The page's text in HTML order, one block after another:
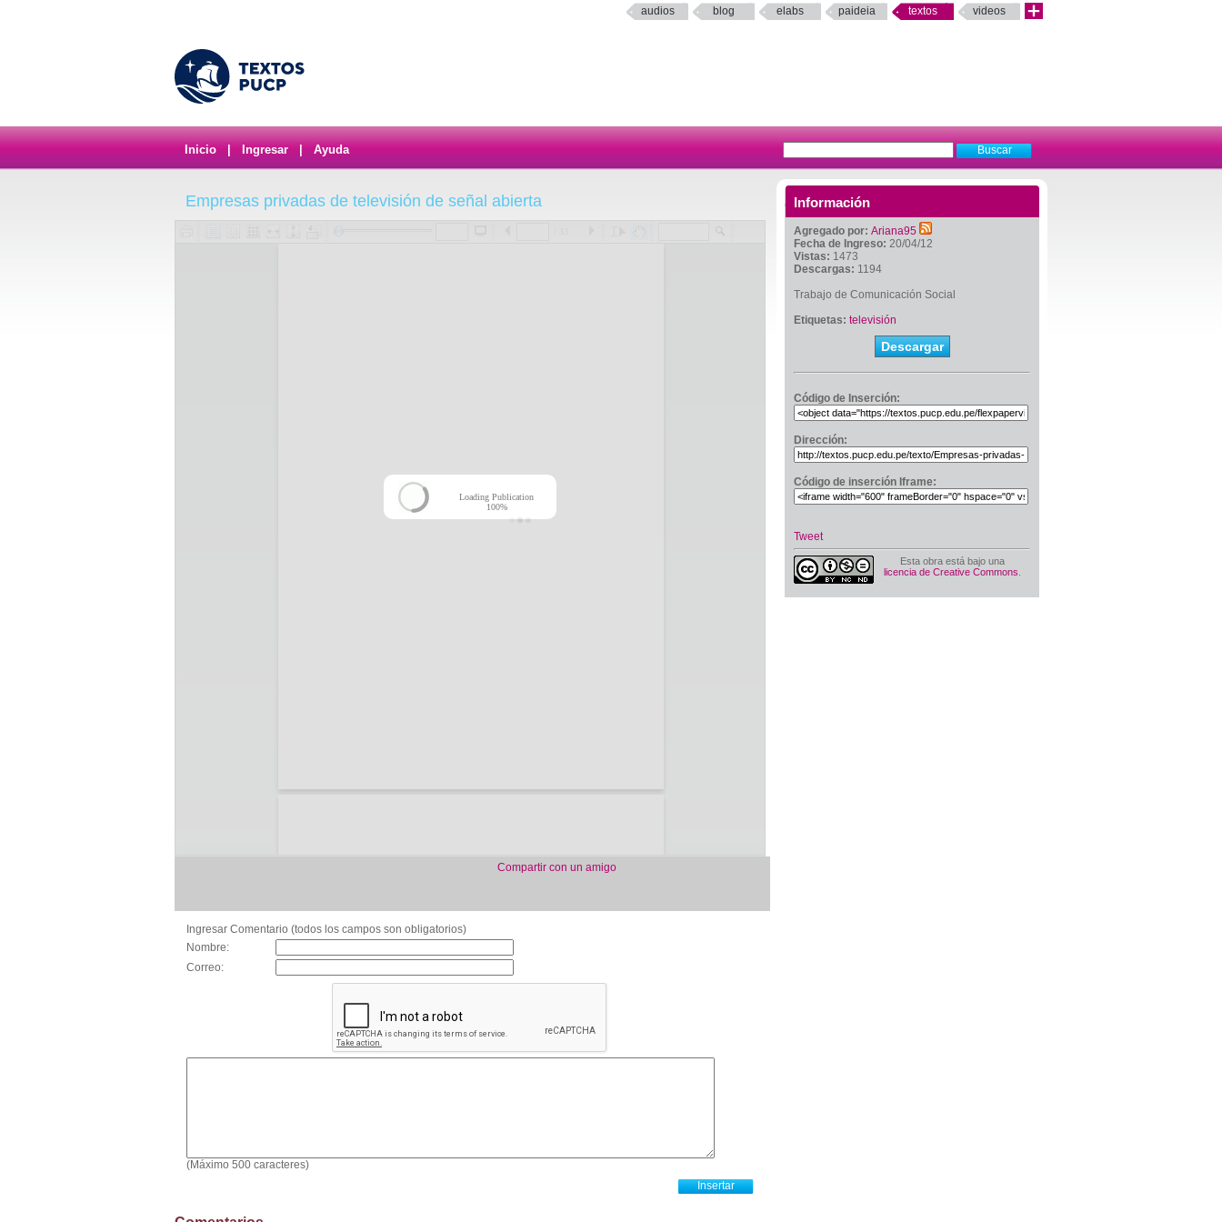
audios blog elabs paideia textos videos
Inicio Ingresar Ayuda
Información
Agregado por: Ariana95
Fecha de Ingreso: 20/04/12
Vistas: 1473
Descargas: 1194
Trabajo de Comunicación Social
Etiquetas: televisión
Descargar
Código de Inserción:
Dirección:
Código de inserción Iframe:
Tweet
Esta obra está bajo una
licencia de Creative Commons
Empresas privadas de televisión de señal abierta
Loading Publication
100%
Compartir con un amigo
Ingresar Comentario (todos los campos son obligatorios)
Nombre:
Correo:
(Máximo 500 caracteres)